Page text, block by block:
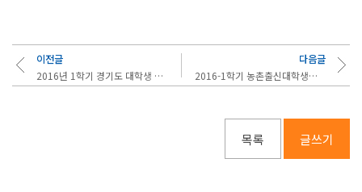
이전글
2016년 1학기 경기도 대학생 학자금 대출이자 지원사업 신청 안내
다음글
2016-1학기 농촌출신대학생학자금 지원사업 신청안내(신입생, 군복학생해당)
목록 글쓰기